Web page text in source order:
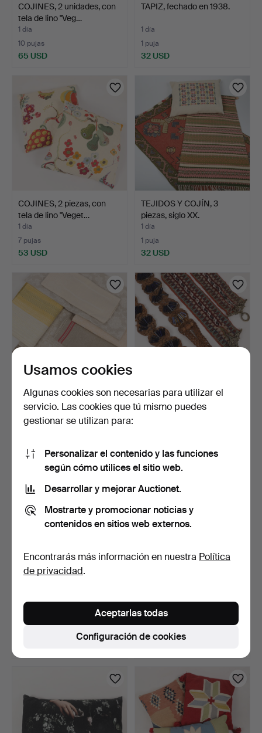
COJINES, 2 unidades, con
tela de lino "Veg…
1 día
10 pujas
65 USD
TAPIZ, fechado en 1938.
1 día
1 puja
32 USD
COJINES, 2 piezas, con
tela de lino "Veget…
1 día
7 pujas
53 USD
TEJIDOS Y COJÍN, 3
piezas, siglo XX.
1 día
1 puja
32 USD
MANTELES, 6 piezas, lino.
2 días
32 USD
CINTAS DECORATIVAS, 2
piezas, textil/abalo…
64 USD
damasco de lino con…
4 días
algodón.
1 puja
Usamos cookies
Algunas cookies son necesarias para utilizar el
servicio. Las cookies que tú mismo puedes
gestionar se utilizan para:
Personalizar el contenido y las funciones
según cómo utilices el sitio web.
Desarrollar y mejorar Auctionet.
Mostrarte y promocionar noticias y
contenidos en sitios web externos.
Encontrarás más información en nuestra Política
de privacidad.
Configuración de cookies
Aceptarlas todas